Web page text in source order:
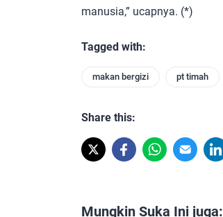
manusia,” ucapnya. (*)
Tagged with:
makan bergizi pt timah
Share this:
Mungkin Suka Ini juga: